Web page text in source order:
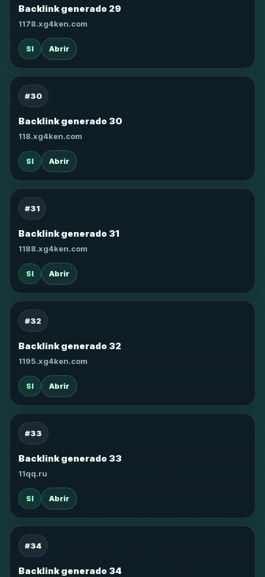
Backlink generado 29
1178.xg4ken.com
SI Abrir
#30
Backlink generado 30
118.xg4ken.com
SI Abrir
#31
Backlink generado 31
1188.xg4ken.com
SI Abrir
#32
Backlink generado 32
1195.xg4ken.com
SI Abrir
#33
Backlink generado 33
11qq.ru
SI Abrir
#34
Backlink generado 34